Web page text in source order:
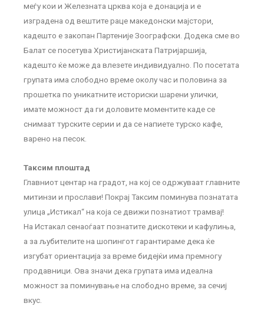
меѓу кои и Железната црква која е донација и е
изградена од вештите раце македонски мајстори,
кадешто е закопан Партеније Зоографски. Додека сме во
Балат се посетува Христијанската Патријаршија,
кадешто ќе може да влезете индивидуално. По посетата
групата има слободно време околу час и половина за
прошетка по уникатните историски шарени улички,
имате можност да ги доловите моментите каде се
снимаат турските серии и да се напиете турско кафе,
варено на песок.
Таксим плоштад
Главниот центар на градот, на кој се одржуваат главните
митинзи и прослави! Покрај Таксим поминува познатата
улица „Истикал“ на која се движи познатиот трамвај!
На Истакал сенаоѓаат познатите дискотеки и кафулиња,
а за љубителите на шопингот гарантираме дека ќе
изгубат ориентација за време бидејќи има премногу
продавници. Ова значи дека групата има идеална
можност за поминување на слободно време, за сечиј
вкус.